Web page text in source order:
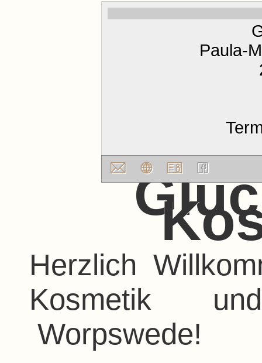
Paula-
Herzlich
Kosmetik
Worpswede!